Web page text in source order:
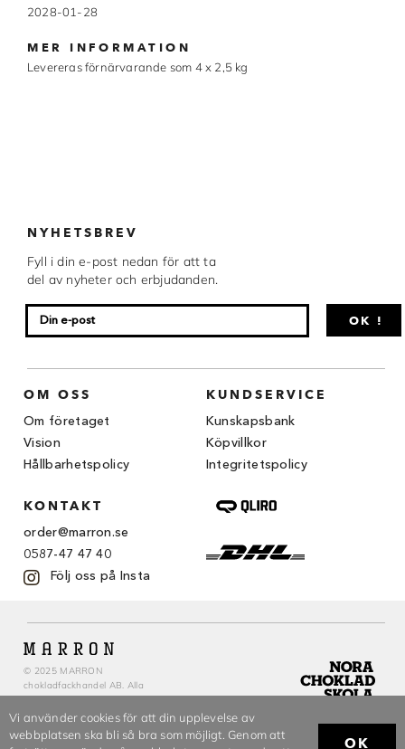
Matfer Bourgeat
2028-01-28
MER INFORMATION
Levereras förnärvarande som 4 x 2,5 kg
NYHETSBREV
Fyll i din e-post nedan för att ta
del av nyheter och erbjudanden.
OK !
OM OSS
Om företaget
Vision
Hållbarhetspolicy
KUNDSERVICE
Kunskapsbank
Köpvillkor
Integritetspolicy
KONTAKT
order@marron.se
0587-47 47 40
Följ oss på Insta
© 2025 MARRON
chokladfackhandel AB. Alla
rättigheter reserverade.
Vi använder cookies för att din upplevelse av
webbplatsen ska bli så bra som möjligt. Genom att
OK